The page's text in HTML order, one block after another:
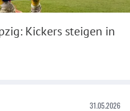
Kickers steigen in
31.05.2026